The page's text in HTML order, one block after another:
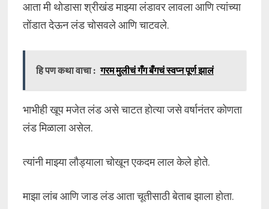
आता मी थोडासा श्रीखंड माझ्या लंडावर लावला आणि त्यांच्या
तोंडात देऊन लंड चोसवले आणि चाटवले.
हि पण कथा वाचा : गरम मुलीचं गँग बँगचं स्वप्न पूर्ण झालं
भाभीही खूप मजेत लंड असे चाटत होत्या जसे वर्षानंतर कोणता
लंड मिळाला असेल.
त्यांनी माझ्या लौड्याला चोखून एकदम लाल केले होते.
माझा लांब आणि जाड लंड आता चूतीसाठी बेताब झाला होता.